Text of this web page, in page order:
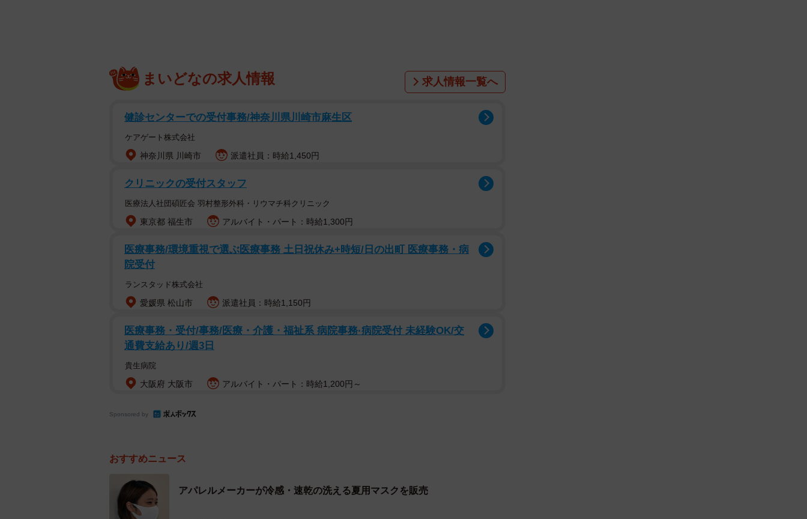
す。
一時的に起こる生理的なものをはじめ、舌苔（ぜったい）の異常や歯周病など病気からく
るもの、心理的なものなど、口臭の原因はさまざまです。
起床時や空腹時などは唾液の分泌が減少し、細菌が増殖して一時的に口臭が強まります
が、歯磨きや食事をすることで唾液が増え、口臭は緩和されます。女性の生理時などホルモ
ンバランスの変化でも口臭は発生します。生理的口臭は誰もがもっている口内のニオイなの
(2)飲食や嗜好品でおこる口臭
ニンニクやネギなどを食べた後、飲酒や喫煙後など一時的に口臭が強まります。意外とコ
ーヒーや乳製品も口臭の原因となります。しかし、これらは時間とともに解消されます。
(3)清掃不良による口臭
ニオイの原因は口の中のプラーク（歯垢）や歯石、舌苔(ぜったい)。その中に存在する細
菌が剥がれた粘膜や食べカスなどのタンパク質を分解するときに嫌なニオイを出すのです。
プラークや歯石は歯周病や虫歯の原因にもなるので、歯医者さんで取ってもらいましょう。
まいどなの求人情報 求人情報一覧へ
健診センターでの受付事務/神奈川県川崎市麻生区
ケアゲート株式会社
神奈川県 川崎市 派遣社員：時給1,450円
クリニックの受付スタッフ
医療法人社団碩匠会 羽村整形外科・リウマチ科クリニック
東京都 福生市 アルバイト・パート：時給1,300円
医療事務/環境重視で選ぶ医療事務 土日祝休み+時短/日の出町 医療事務・病
院受付
ランスタッド株式会社
愛媛県 松山市 派遣社員：時給1,150円
医療事務・受付/事務/医療・介護・福祉系 病院事務·病院受付 未経験OK/交
通費支給あり/週3日
貴生病院
大阪府 大阪市 アルバイト・パート：時給1,200円～
Sponsored by
おすすめニュース
アパレルメーカーが冷感・速乾の洗える夏用マスクを販売